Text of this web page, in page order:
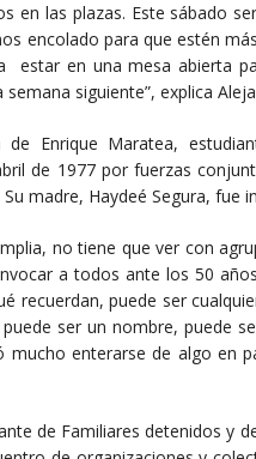
en las plazas. Este sábado
encolado para que estén
estar en una mesa abierta
siguiente”, explica
de Enrique Maratea,
de 1977 por fuerzas
madre, Haydeé Segura, fue
no tiene que ver con
a todos ante los 50
recuerdan, puede ser
ser un nombre, puede
enterarse de algo en
de Familiares detenidos y